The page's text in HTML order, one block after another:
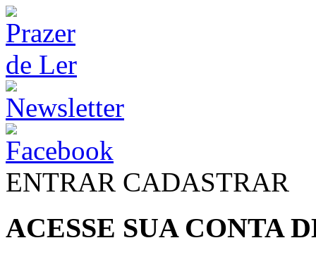
ENTRAR CADASTRAR
ACESSE SUA CONTA